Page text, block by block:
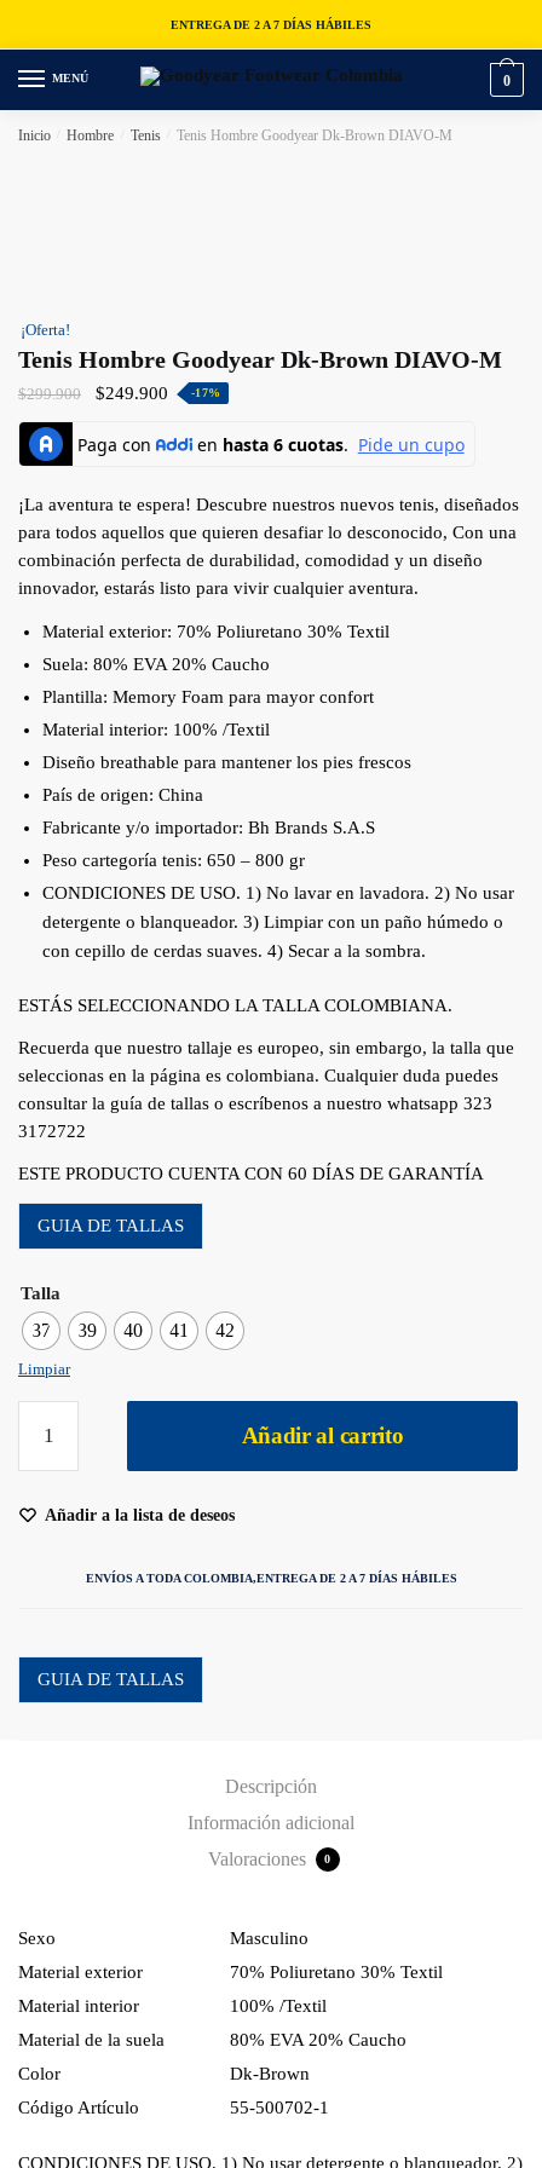
ENTREGA DE 2 A 7 DÍAS HÁBILES
MENÚ 0
Inicio Hombre Tenis Tenis Hombre Goodyear Dk-Brown DIAVO-M
¡Oferta!
Tenis Hombre Goodyear Dk-Brown DIAVO-M
$299.900 $249.900 -17%
¡La aventura te espera! Descubre nuestros nuevos tenis, diseñados
para todos aquellos que quieren desafiar lo desconocido, Con una
combinación perfecta de durabilidad, comodidad y un diseño
innovador, estarás listo para vivir cualquier aventura.
Material exterior: 70% Poliuretano 30% Textil
Suela: 80% EVA 20% Caucho
Plantilla: Memory Foam para mayor confort
Material interior: 100% /Textil
Diseño breathable para mantener los pies frescos
País de origen: China
Fabricante y/o importador: Bh Brands S.A.S
Peso cartegoría tenis: 650 – 800 gr
CONDICIONES DE USO. 1) No lavar en lavadora. 2) No usar
detergente o blanqueador. 3) Limpiar con un paño húmedo o
con cepillo de cerdas suaves. 4) Secar a la sombra.
ESTÁS SELECCIONANDO LA TALLA COLOMBIANA.
Recuerda que nuestro tallaje es europeo, sin embargo, la talla que
seleccionas en la página es colombiana. Cualquier duda puedes
consultar la guía de tallas o escríbenos a nuestro whatsapp 323
3172722
ESTE PRODUCTO CUENTA CON 60 DÍAS DE GARANTÍA
GUIA DE TALLAS
Talla
37 39 40 41 42
Limpiar
Añadir al carrito
Añadir a la lista de deseos
ENVÍOS A TODA COLOMBIA,ENTREGA DE 2 A 7 DÍAS HÁBILES
GUIA DE TALLAS
Descripción
Información adicional
Valoraciones
0
Sexo
Masculino
Material exterior
70% Poliuretano 30% Textil
Material interior
100% /Textil
Material de la suela
80% EVA 20% Caucho
Color
Dk-Brown
Código Artículo
55-500702-1
CONDICIONES DE USO. 1) No usar detergente o blanqueador. 2)